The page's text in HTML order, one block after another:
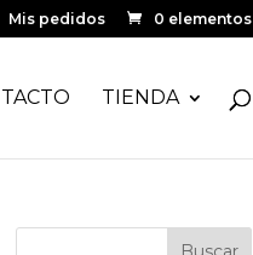
Mis pedidos 0 elementos
TIENDA